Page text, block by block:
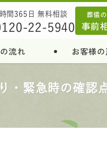
流れ お客様
間365日 無料相談
22-5940
葬儀
事前
・緊急時の確認